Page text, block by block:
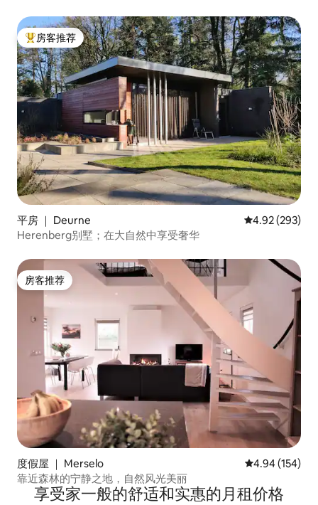
热门「房客推荐」
房客推荐
平房 ｜ Deurne 平均评分 4.92
4.92 (293)
Herenberg别墅；在大自然中享受奢华
房客推荐
房客推荐
度假屋 ｜ Merselo 平均评分 4.94
4.94 (154)
靠近森林的宁静之地，自然风光美丽
享受家一般的舒适和实惠的月租价格